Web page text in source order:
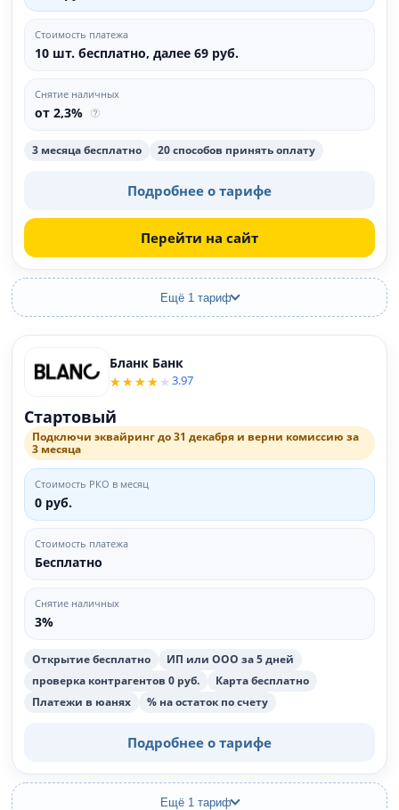
Стоимость платежа
10 шт. бесплатно, далее 69 руб.
Снятие наличных
от 2,3%
3 месяца бесплатно 20 способов принять оплату
Подробнее о тарифе
Перейти на сайт
Ещё 1 тариф
Бланк Банк
3.97
Стартовый
Подключи эквайринг до 31 декабря и верни комиссию за
3 месяца
Стоимость РКО в месяц
0 руб.
Стоимость платежа
Бесплатно
Снятие наличных
3%
Открытие бесплатно
ИП или ООО за 5 дней
проверка контрагентов 0 руб.
Карта бесплатно
Платежи в юанях
% на остаток по счету
Подробнее о тарифе
Ещё 1 тариф